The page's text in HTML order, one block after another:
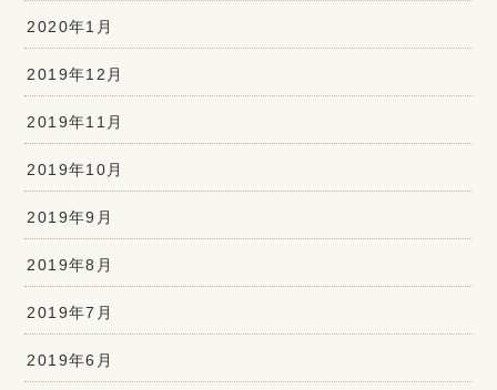
2020年1月
2019年12月
2019年11月
2019年10月
2019年9月
2019年8月
2019年7月
2019年6月